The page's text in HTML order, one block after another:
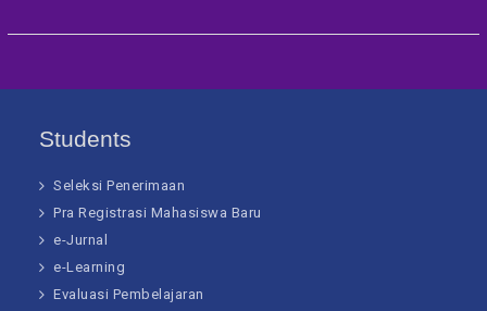
Students
Seleksi Penerimaan
Pra Registrasi Mahasiswa Baru
e-Jurnal
e-Learning
Evaluasi Pembelajaran